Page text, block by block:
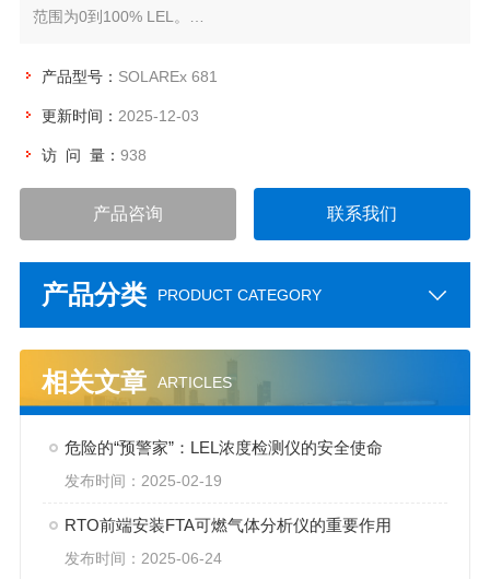
范围为0到100% LEL。
产品型号： SOLAREx 681
更新时间： 2025-12-03
访 问 量： 938
产品咨询 联系我们
产品分类 PRODUCT CATEGORY
相关文章 ARTICLES
危险的“预警家”：LEL浓度检测仪的安全使命
发布时间：2025-02-19
RTO前端安装FTA可燃气体分析仪的重要作用
发布时间：2025-06-24